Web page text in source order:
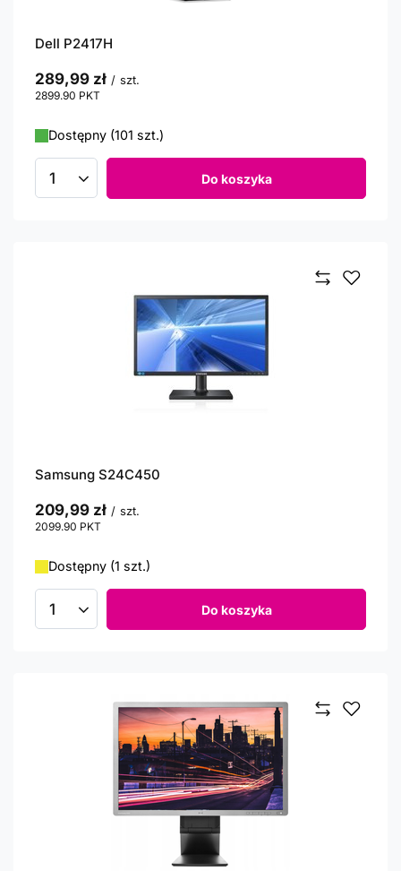
Dell P2417H
289,99 zł / szt.
2899.90 PKT
Dostępny (101 szt.)
Ilość produktów Do koszyka
Samsung S24C450
209,99 zł / szt.
2099.90 PKT
Dostępny (1 szt.)
Ilość produktów Do koszyka